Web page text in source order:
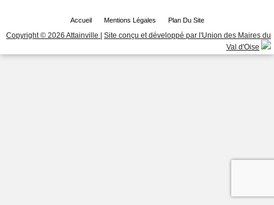
Accueil Mentions Légales Plan Du Site
Copyright © 2026 Attainville | Site conçu et développé par l'Union des Maires du
Val d'Oise